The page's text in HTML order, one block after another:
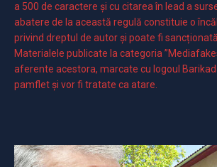
a 500 de caractere şi cu citarea în lead a
abatere de la această regulă constituie o
privind dreptul de autor și poate fi
Materialele publicate la categoria
aferente acestora, marcate cu logoul
pamflet și vor fi tratate ca atare.